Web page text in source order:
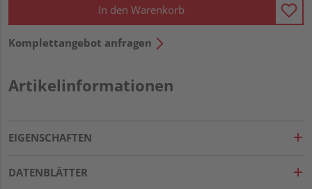
In den Warenkorb
Komplettangebot anfragen
Artikelinformationen
EIGENSCHAFTEN
DATENBLÄTTER